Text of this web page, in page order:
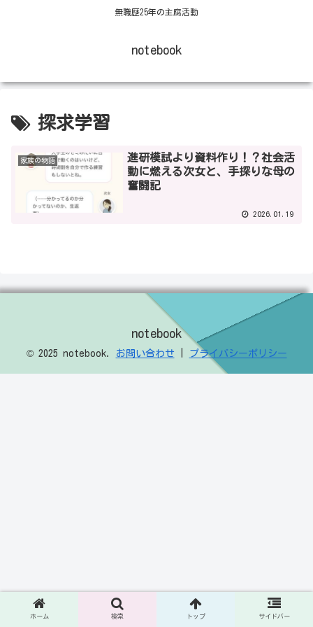
無職歴25年の主腐活動
notebook
探求学習
家族の物語
進研模試より資料作り！？社会活
動に燃える次女と、手探りな母の
奮闘記
2026.01.19
notebook
© 2025 notebook. お問い合わせ プライバシーポリシー
ホーム 検索 トップ サイドバー